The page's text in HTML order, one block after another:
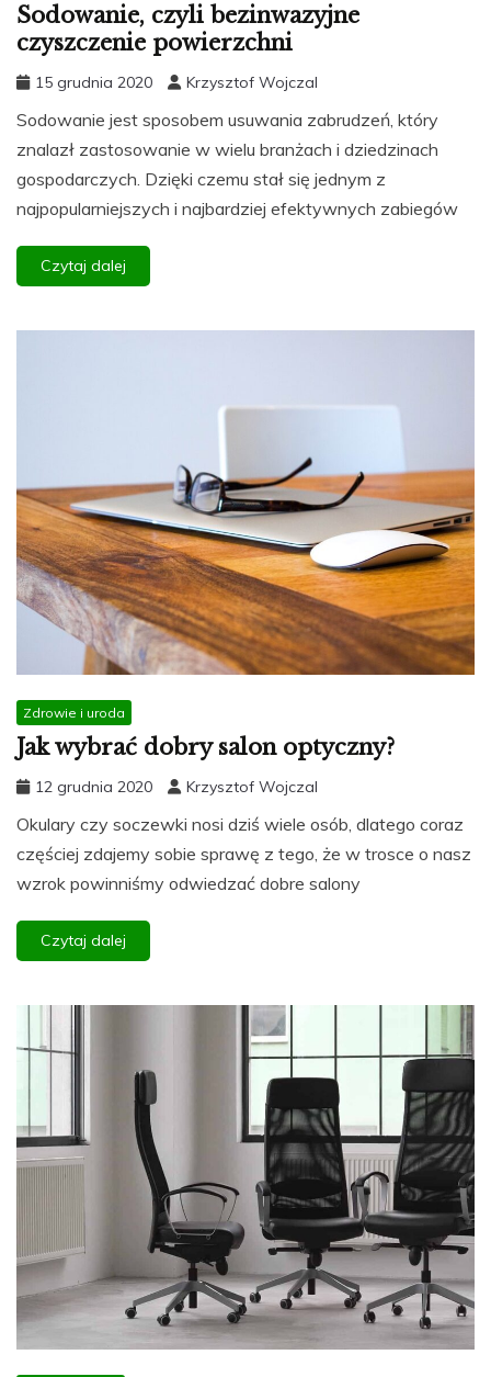
Sodowanie, czyli bezinwazyjne
czyszczenie powierzchni
15 grudnia 2020 Krzysztof Wojczal
Sodowanie jest sposobem usuwania zabrudzeń, który
znalazł zastosowanie w wielu branżach i dziedzinach
gospodarczych. Dzięki czemu stał się jednym z
najpopularniejszych i najbardziej efektywnych zabiegów
Czytaj dalej
Zdrowie i uroda
Jak wybrać dobry salon optyczny?
12 grudnia 2020 Krzysztof Wojczal
Okulary czy soczewki nosi dziś wiele osób, dlatego coraz
częściej zdajemy sobie sprawę z tego, że w trosce o nasz
wzrok powinniśmy odwiedzać dobre salony
Czytaj dalej